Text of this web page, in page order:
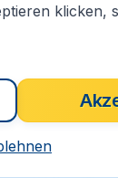
Flugladen.at
klicken,